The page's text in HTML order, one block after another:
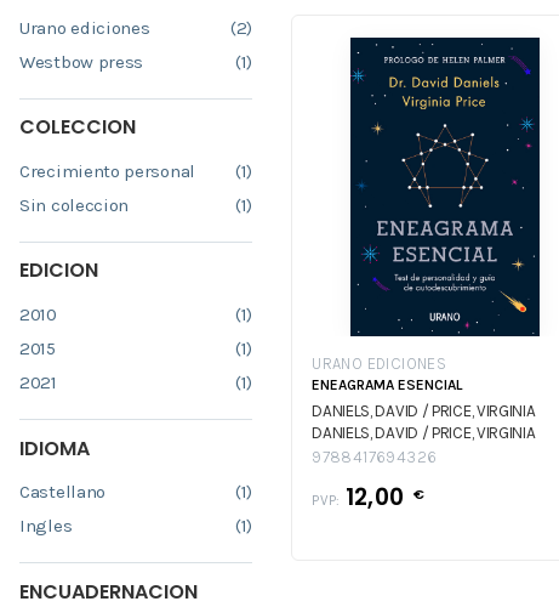
Urano ediciones
(2)
Westbow press
(1)
COLECCION
Crecimiento personal
(1)
Sin coleccion
(1)
EDICION
2010
(1)
2015
(1)
2021
(1)
IDIOMA
Castellano
(1)
Ingles
(1)
ENCUADERNACION
URANO EDICIONES
ENEAGRAMA ESENCIAL
DANIELS, DAVID / PRICE, VIRGINIA
DANIELS, DAVID / PRICE, VIRGINIA
9788417694326
PVP: 12,00 €